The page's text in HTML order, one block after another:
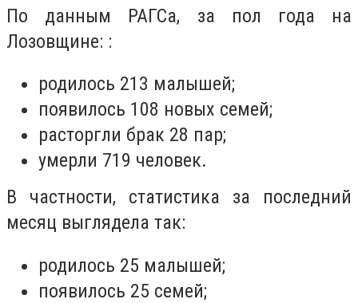
По данным РАГСа, за пол года на
Лозовщине: :
родилось 213 малышей;
появилось 108 новых семей;
расторгли брак 28 пар;
умерли 719 человек.
В частности, статистика за последний
месяц выглядела так:
родилось 25 малышей;
появилось 25 семей;